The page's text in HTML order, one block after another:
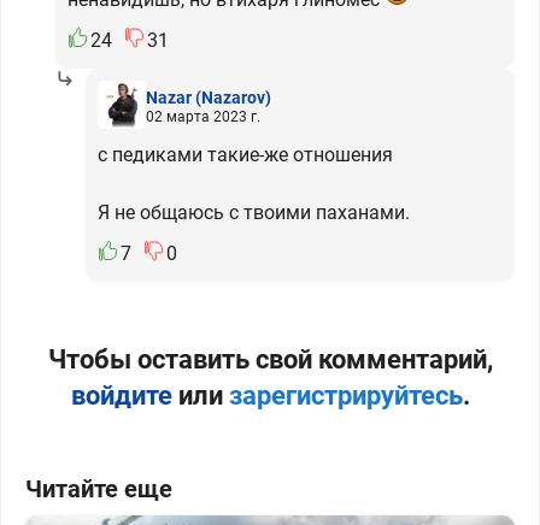
24
31
Nazar(Nazarov)
02 марта 2023 г.
с педиками такие-же отношения
Я не общаюсь с твоими паханами.
7
0
Чтобы оставить свой комментарий,
войдитеили зарегистрируйтесь.
Читайте еще